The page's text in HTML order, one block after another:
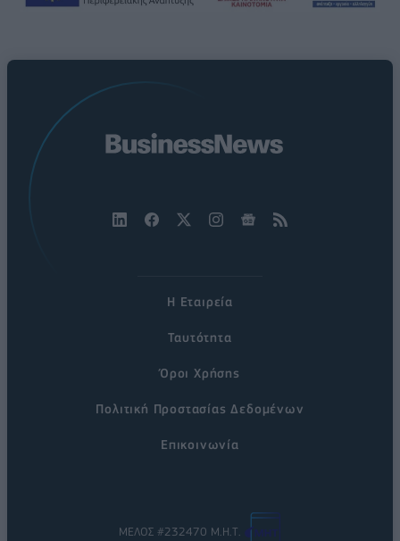
Η Εταιρεία
Ταυτότητα
Όροι Χρήσης
Πολιτική Προστασίας Δεδομένων
Επικοινωνία
ΜΕΛΟΣ #232470 Μ.Η.Τ.